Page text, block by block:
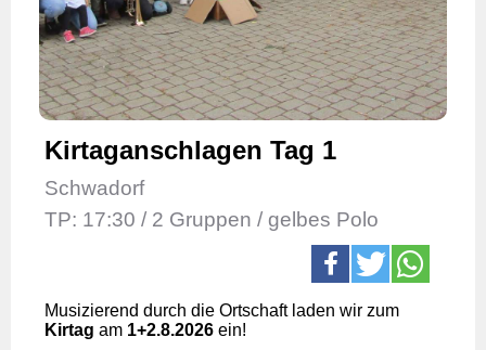
Kirtaganschlagen Tag 1
Schwadorf
TP: 17:30 / 2 Gruppen / gelbes Polo
Musizierend durch die Ortschaft laden wir zum
Kirtag am 1+2.8.2026 ein!